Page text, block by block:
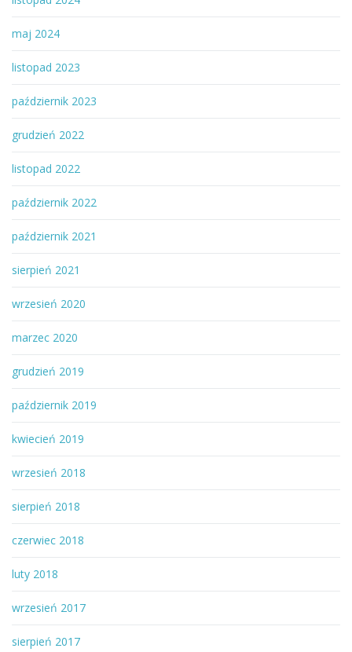
maj 2024
listopad 2023
październik 2023
grudzień 2022
listopad 2022
październik 2022
październik 2021
sierpień 2021
wrzesień 2020
marzec 2020
grudzień 2019
październik 2019
kwiecień 2019
wrzesień 2018
sierpień 2018
czerwiec 2018
luty 2018
wrzesień 2017
sierpień 2017